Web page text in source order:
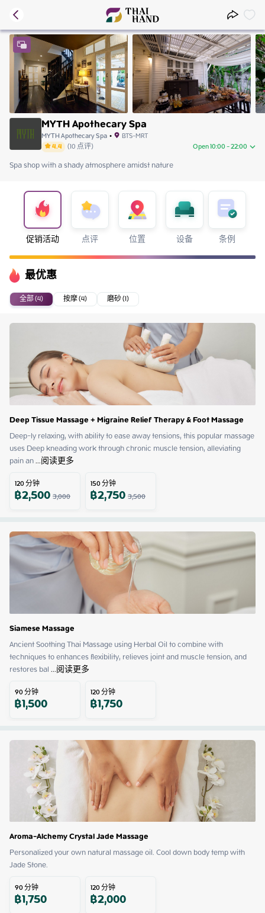
MYTH Apothecary Spa
MYTH Apothecary Spa• BTS-MRT
4.4 (10点评) Open 10:00 - 22:00
Saturday
Monday 10:00 - 22:00
Tuesday 10:00 - 22:00
Wednesday 10:00 - 22:00
Thursday 10:00 - 22:00
Friday 10:00 - 22:00
Spa shop with a shady atmosphere amidst nature
促销活动 点评 位置 设备 条例
最优惠
全部 (4) 按摩 (4) 磨砂 (1)
Deep Tissue Massage + Migraine Relief Therapy & Foot Massage
Deep-ly relaxing, with ability to ease away tensions, this popular massage
uses Deep kneading work through chronic muscle tension, alleviating
pain an ...阅读更多
120分钟
฿2,5003,000
150分钟
฿2,7503,500
Siamese Massage
Ancient Soothing Thai Massage using Herbal Oil to combine with
techniques to enhances flexibility, relieves joint and muscle tension, and
restores bal ...阅读更多
90分钟
฿1,500 120分钟
฿1,750
Aroma-Alchemy Crystal Jade Massage
Personalized your own natural massage oil. Cool down body temp with
Jade Stone.
90分钟
฿1,750 120分钟
฿2,000